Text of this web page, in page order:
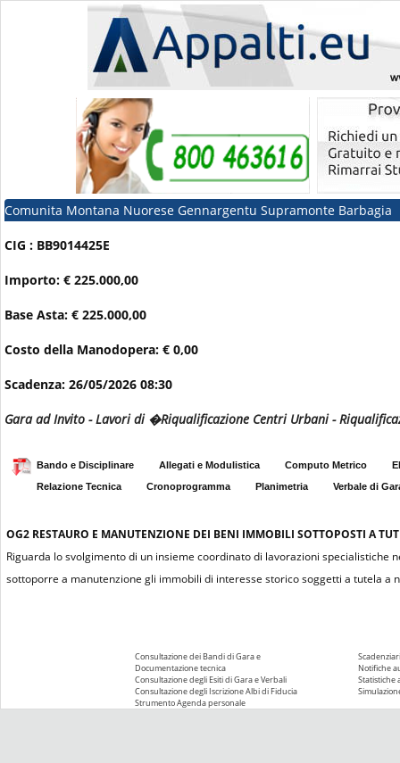
Comunita Montana Nuorese Gennargentu Supramonte Barbagia
CIG : BB9014425E
Importo: € 225.000,00
Base Asta: € 225.000,00
Costo della Manodopera: € 0,00
Scadenza: 26/05/2026 08:30
Gara ad Invito - Lavori di �Riqualificazione Centri Urbani -
Bando e Disciplinare Allegati e Modulistica Computo Metrico
Relazione Tecnica
Cronoprogramma Planimetria Verbale di
OG2 RESTAURO E MANUTENZIONE DEI BENI IMMOBILI SOTTOPOSTI A
Riguarda lo svolgimento di un insieme coordinato di lavorazioni
sottoporre a manutenzione gli immobili di interesse storico soggetti a tutela
Consultazione dei Bandi di Gara e
Documentazione tecnica
Consultazione degli Esiti di Gara e Verbali
Consultazione degli Iscrizione Albi di Fiducia
Strumento Agenda personale
Notifiche
Statistiche